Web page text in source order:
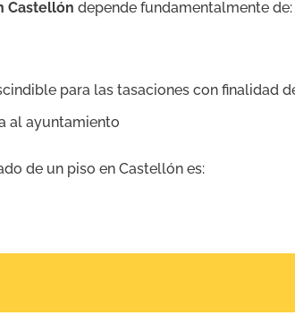
Castellón depende fundamentalmente de:
para las tasaciones con finalidad
al ayuntamiento
de un piso en Castellón es: